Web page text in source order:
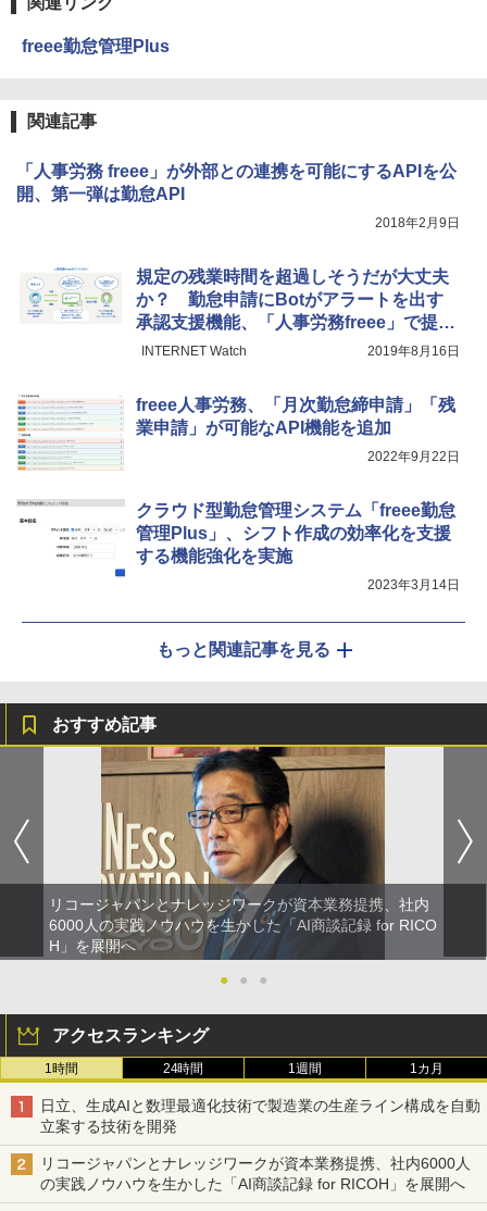
freee勤怠管理Plus
関連記事
「人事労務 freee」が外部との連携を可能にするAPIを公
開、第一弾は勤怠API
2018年2月9日
規定の残業時間を超過しそうだが大丈夫
か？ 勤怠申請にBotがアラートを出す
承認支援機能、「人事労務freee」で提供
開始
INTERNET Watch 2019年8月16日
freee人事労務、「月次勤怠締申請」「残
業申請」が可能なAPI機能を追加
2022年9月22日
クラウド型勤怠管理システム「freee勤怠
管理Plus」、シフト作成の効率化を支援
する機能強化を実施
2023年3月14日
もっと関連記事を見る
おすすめ記事
リコージャパンとナレッジワークが資本業務提携、社内
6000人の実践ノウハウを生かした「AI商談記録 for RICO
H」を展開へ
●
● ●
アクセスランキング
1時間 24時間 1週間 1カ月
日立、生成AIと数理最適化技術で製造業の生産ライン構成を自動
立案する技術を開発
リコージャパンとナレッジワークが資本業務提携、社内6000人
の実践ノウハウを生かした「AI商談記録 for RICOH」を展開へ